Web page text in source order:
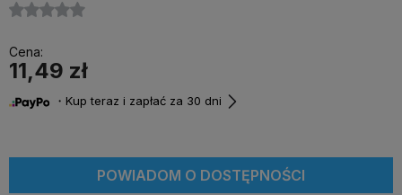
Cena:
11,49 zł
・Kup teraz i zapłać za 30 dni
POWIADOM O DOSTĘPNOŚCI